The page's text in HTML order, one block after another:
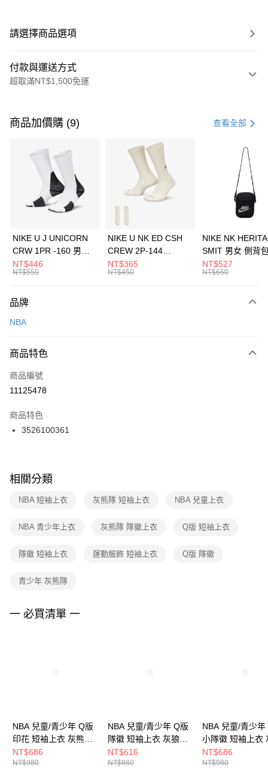
請選擇商品選項
付款與運送方式
超取滿NT$1,500免運
信用卡一次付款
3 期 0 利率 每期 21家銀行
合作金庫商業銀行
第一商業銀行
華南商業銀行
彰化商業銀行
上海商業儲蓄銀行
元大商業銀行
台灣樂天信用卡公司
Apple Pay
全盈+PAY
AFTEE先享後付
【關於「AFTEE先享後付」】
便利好安心！
３．安心：先確認商品／服務後，再付款。
【「AFTEE先享後付」結帳流程】
１．於結帳方式選擇「AFTEE先享後付」後，將跳轉至「AFTEE先享後付」
２．訂單成立數日內，您將收到繳費通知簡訊。
３．收到繳費通知簡訊後14天內，點擊此簡訊中的連結，可透過四大超商／
ATM／網路銀行／等多元方式進行付款，方視為交易完成。
※ 交易是否成功請以「AFTEE先享後付 」之結帳頁面顯示為準，若有關於
是否繳費成功／繳費後需取消欲退款等相關疑問，請聯繫「AFTEE先享後付
客戶支援中心」https://netprotections.freshdesk.com/support/home
１．透過由恩沛科技股份有限公司提供之「AFTEE先享後付」服務完成之交
權轉讓予恩沛科技股份有限公司。
３．未成年的使用者請事先徵得法定代理人或監護人之同意方可使用
４．使用「AFTEE先享後付」時，將依據個別帳號之用戶狀況，依本公司即
運送方式
每筆NT$100，滿NT$1,500(含以上)免運費
宅配
每筆NT$100，滿NT$1,500(含以上)免運費
付款後門市自取
每筆NT$100，滿NT$1,500(含以上)免運費
商品加價購 (9) 查看全部
NIKE U J UNICORN
CRW 1PR -160 男女
中統襪 FZ3393100
NT$446
NT$550
NIKE U NK ED CSH
CREW 2P-144
EMBRDY 男女 短統襪
FZ3073133
NT$365
NT$450
NIKE NK
SMIT 男女 側背
BA5871010
NT$527
NT$650
品牌
NBA
商品特色
商品編號
11125478
商品特色
3526100361
相關分類
NBA 短袖上衣 灰熊隊 短袖上衣 NBA 兒童上衣
NBA 青少年上衣 灰熊隊 隊徽上衣 Q版 短袖上衣
隊徽 短袖上衣 運動服飾 短袖上衣 Q版 隊徽
青少年 灰熊隊
一 必買清單 一
NBA 兒童/青少年 Q版
印花 短袖上衣 灰熊隊
3526100882
NT$686
NT$980
NBA 兒童/青少年 Q版
隊徽 短袖上衣 灰狼隊
3526100500
NT$616
NT$880
NBA 兒童/青少年
小隊徽 短袖上衣
隊 3626102200
NT$686
NT$980